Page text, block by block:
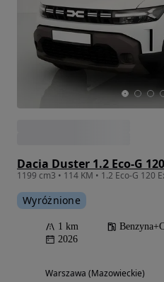
Dacia Duster 1.2 Eco-G
1199 cm3 • 114 KM • 1.2 Eco-G 120
Wyróżnione
1 km
2026
Warszawa (Mazowieckie)